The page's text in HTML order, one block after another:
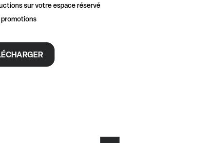
sur votre espace réservé